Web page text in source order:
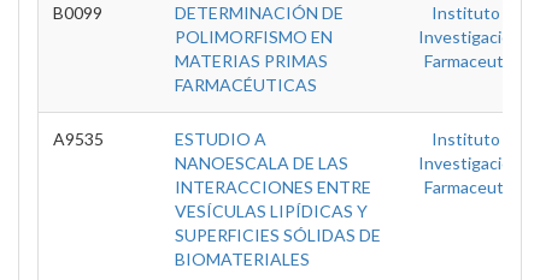
B0099
DETERMINACIÓN DE
POLIMORFISMO EN
MATERIAS PRIMAS
FARMACÉUTICAS
Instituto De
Investigaciones
Farmaceuticas
A9535
ESTUDIO A
NANOESCALA DE LAS
INTERACCIONES ENTRE
VESÍCULAS LIPÍDICAS Y
SUPERFICIES SÓLIDAS DE
BIOMATERIALES
Instituto De
Investigaciones
Farmaceuticas